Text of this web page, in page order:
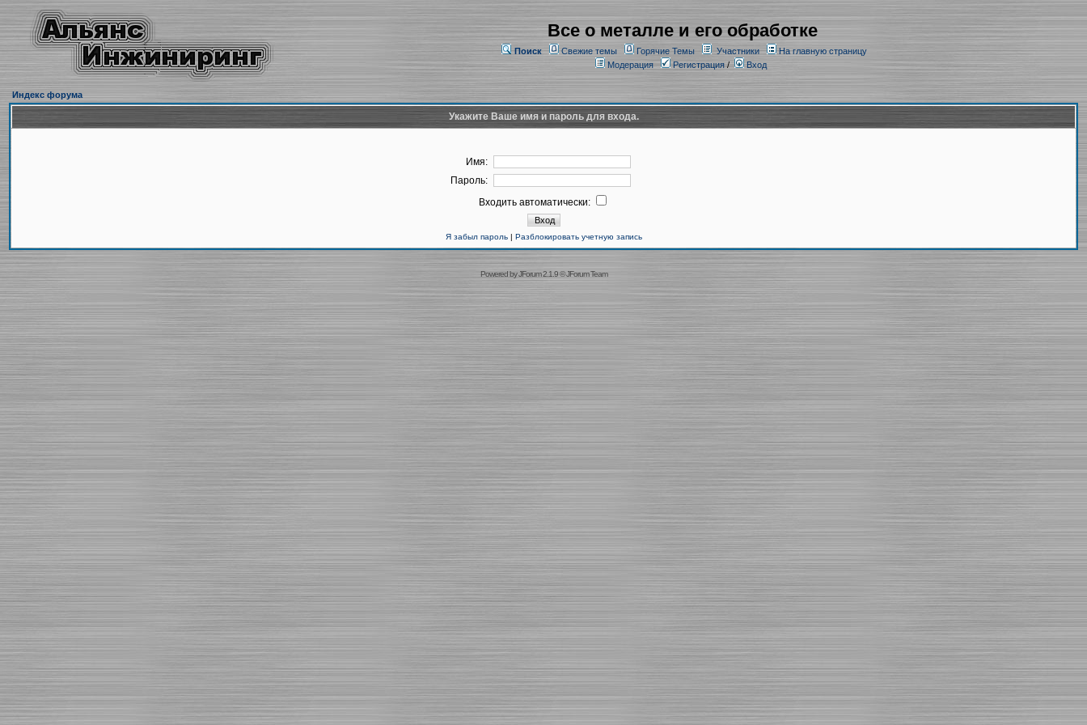
Все о металле и его обработке
Поиск Свежие темы Горячие Темы Участники
На главную страницу
Модерация
Регистрация/ Вход
Индекс форума
Укажите Ваше имя и пароль для входа.
Имя:
Пароль:
Входить автоматически:
Я забыл пароль| Разблокировать учетную запись
Powered byJForum 2.1.9©JForum Team